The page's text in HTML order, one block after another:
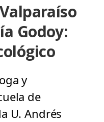
Godoy:
y
de
U. Andrés